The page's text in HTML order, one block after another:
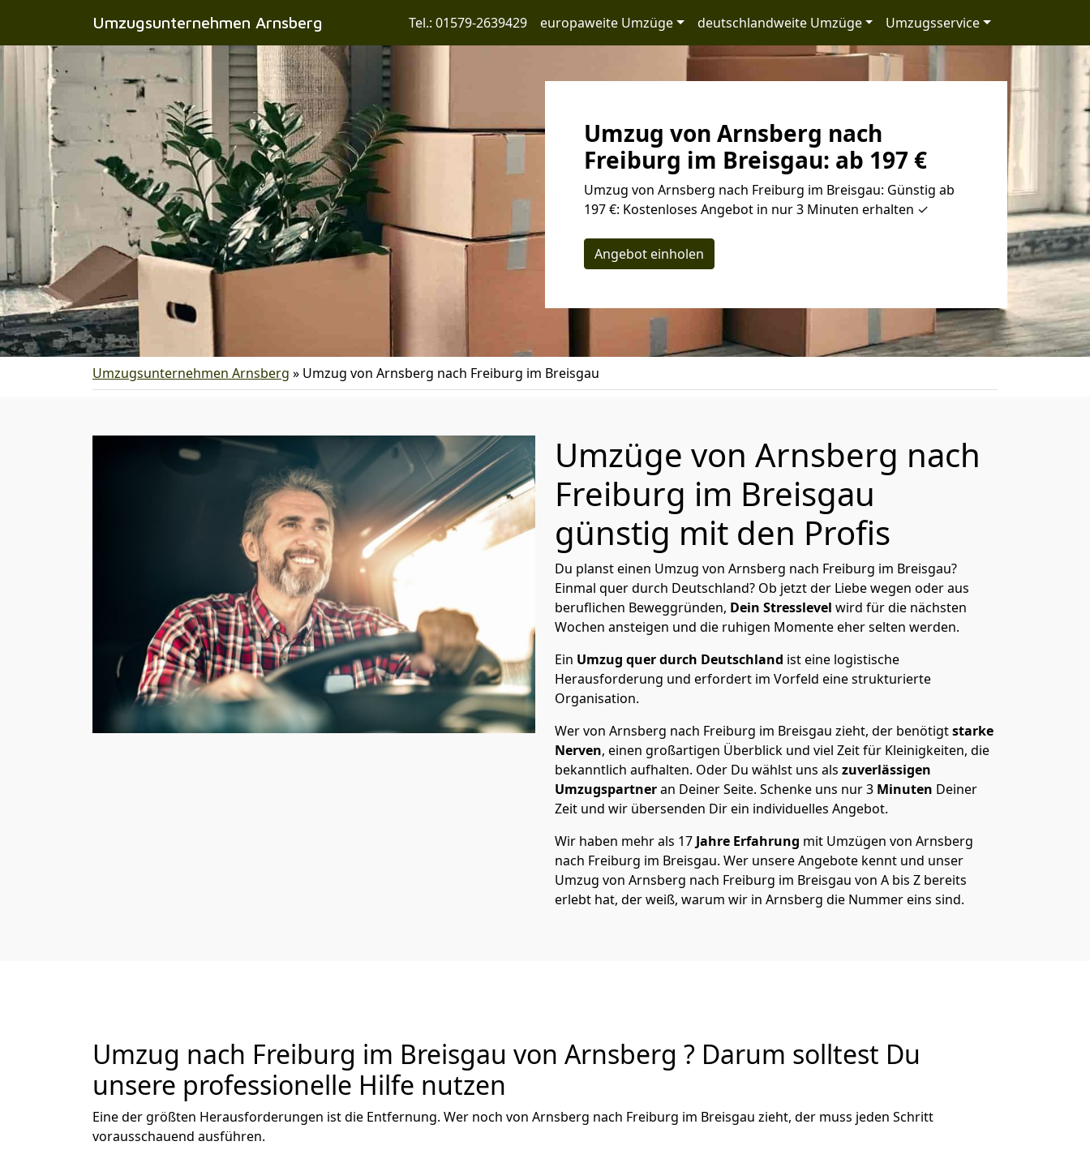
Umzugsunternehmen Arnsberg Tel.: 01579-2639429 europaweite Umzüge deutschlandweite Umzüge Umzugsservice
Umzug von Arnsberg nach
Freiburg im Breisgau: ab 197 €
Umzug von Arnsberg nach Freiburg im Breisgau: Günstig ab
197 €: Kostenloses Angebot in nur 3 Minuten erhalten ✓
Angebot einholen
Umzugsunternehmen Arnsberg » Umzug von Arnsberg nach Freiburg im Breisgau
Umzüge von Arnsberg nach
Freiburg im Breisgau
günstig mit den Profis
Du planst einen Umzug von Arnsberg nach Freiburg im Breisgau?
Einmal quer durch Deutschland? Ob jetzt der Liebe wegen oder aus
beruflichen Beweggründen, Dein Stresslevel wird für die nächsten
Wochen ansteigen und die ruhigen Momente eher selten werden.
Ein Umzug quer durch Deutschland ist eine logistische
Herausforderung und erfordert im Vorfeld eine strukturierte
Organisation.
Wer von Arnsberg nach Freiburg im Breisgau zieht, der benötigtstarke
Nerven, einen großartigen Überblick und viel Zeit für Kleinigkeiten, die
bekanntlich aufhalten. Oder Du wählst uns als zuverlässigen
Umzugspartneran Deiner Seite. Schenke uns nur3 Minuten Deiner
Zeit und wir übersenden Dir ein individuelles Angebot.
Wir haben mehr als 17 Jahre Erfahrung mit Umzügen von Arnsberg
nach Freiburg im Breisgau. Wer unsere Angebote kennt und unser
Umzug von Arnsberg nach Freiburg im Breisgau von A bis Z bereits
erlebt hat, der weiß, warum wir in Arnsberg die Nummer eins sind.
Umzug nach Freiburg im Breisgau von Arnsberg ? Darum solltest Du
unsere professionelle Hilfe nutzen
Eine der größten Herausforderungen ist die Entfernung. Wer noch von Arnsberg nach Freiburg im Breisgau zieht, der muss jeden Schritt
vorausschauend ausführen.